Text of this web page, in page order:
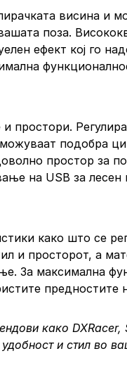
висина и
поза.
ефект кој го
простори.
подобра
простор за
на USB за
како што се
и просторот, а
За максимална
предностите
како
и стил во